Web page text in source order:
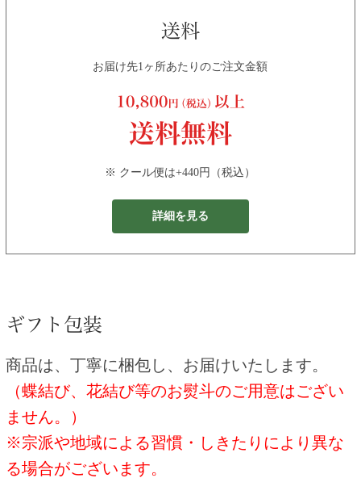
お届け先1ヶ所あたりのご注文金額
※ クール便は+440円（税込）
詳細を見る
商品は、丁寧に梱包し、お届けいたします。
（蝶結び、花結び等のお熨斗のご用意はござい
ません。）
※宗派や地域による習慣・しきたりにより異な
る場合がございます。